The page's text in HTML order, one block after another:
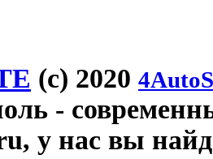
(c) 2020
-
у нас вы